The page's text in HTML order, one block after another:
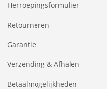
Herroepingsformulier
Retourneren
Garantie
Verzending & Afhalen
Betaalmogelijkheden